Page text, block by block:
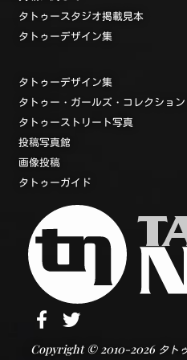
タトゥースタジオ掲載見本
タトゥーデザイン集
タトゥーデザイン集
タトゥー・ガールズ・コレクション
タトゥーストリート写真
投稿写真館
画像投稿
タトゥーガイド
Copyright © 2010-2026 タト